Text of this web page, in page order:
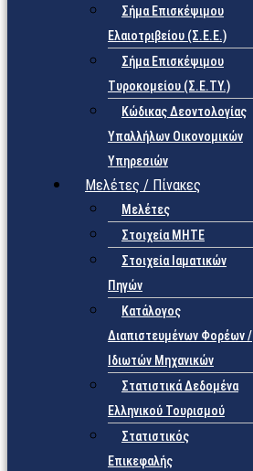
Σήμα Επισκέψιμου
Ελαιοτριβείου (Σ.Ε.Ε.)
Σήμα Επισκέψιμου
Τυροκομείου (Σ.Ε.TY.)
Κώδικας Δεοντολογίας
Υπαλλήλων Οικονομικών
Υπηρεσιών
Μελέτες / Πίνακες
Μελέτες
Στοιχεία ΜΗΤΕ
Στοιχεία Ιαματικών
Πηγών
Κατάλογος
Διαπιστευμένων Φορέων /
Ιδιωτών Μηχανικών
Στατιστικά Δεδομένα
Ελληνικού Τουρισμού
Στατιστικός
Επικεφαλής